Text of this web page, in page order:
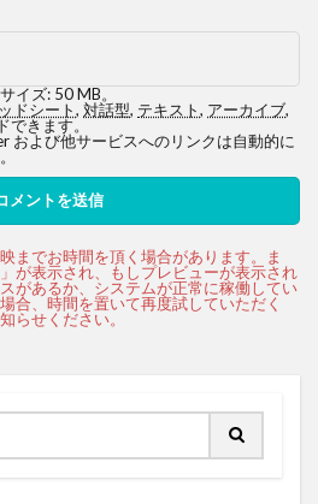
イズ: 50 MB。
ドシート, 対話型, テキスト, アーカイブ,
できます。
および他サービスへのリンクは自動的に